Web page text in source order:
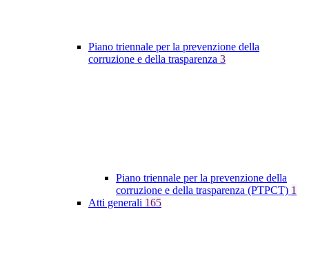
Piano triennale per la prevenzione della
corruzione e della trasparenza 3
Piano triennale per la prevenzione della
corruzione e della trasparenza (PTPCT) 1
Atti generali 165